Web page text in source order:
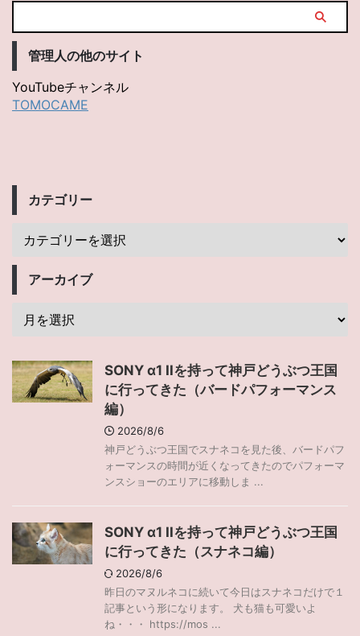
管理人の他のサイト
YouTubeチャンネル
TOMOCAME
カテゴリー
アーカイブ
SONY α1 IIを持って神戸どうぶつ王国
に行ってきた（バードパフォーマンス
編）
2026/8/6
神戸どうぶつ王国でスナネコを見た後、バードパフ
ォーマンスの時間が近くなってきたのでパフォーマ
ンスショーのエリアに移動しま ...
SONY α1 IIを持って神戸どうぶつ王国
に行ってきた（スナネコ編）
2026/8/6
昨日のマヌルネコに続いて今日はスナネコだけで１
記事という形になります。 犬も猫も可愛いよ
ね・・・ https://mos ...